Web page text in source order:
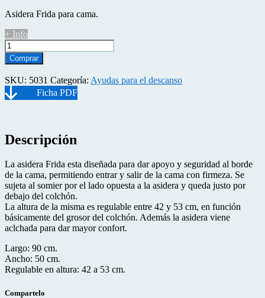
Asidera Frida para cama.
+ Info
ASIDERO
PARA
CAMA
FRIDA
AD940
cantidad
Comprar
SKU: 5031 Categoría: Ayudas para el descanso
Descripción
La asidera Frida esta diseñada para dar apoyo y seguridad al borde
de la cama, permitiendo entrar y salir de la cama con firmeza. Se
sujeta al somier por el lado opuesta a la asidera y queda justo por
debajo del colchón.
La altura de la misma es regulable entre 42 y 53 cm, en función
básicamente del grosor del colchón. Además la asidera viene
aclchada para dar mayor confort.
Largo: 90 cm.
Ancho: 50 cm.
Regulable en altura: 42 a 53 cm.
Compartelo